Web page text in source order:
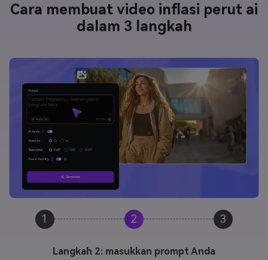
Cara membuat video inflasi perut ai
dalam 3 langkah
1 2 3
Langkah 2: masukkan prompt Anda